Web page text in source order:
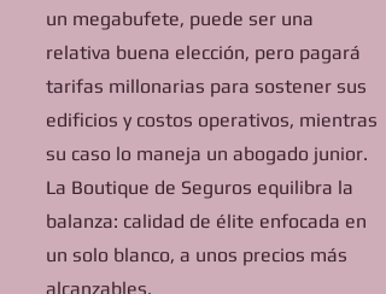
un megabufete, puede ser una
relativa buena elección, pero pagará
tarifas millonarias para sostener sus
edificios y costos operativos, mientras
su caso lo maneja un abogado junior.
La Boutique de Seguros equilibra la
balanza: calidad de élite enfocada en
un solo blanco, a unos precios más
alcanzables.